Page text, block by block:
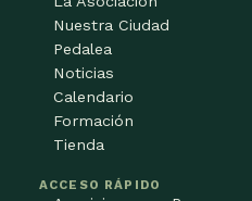
Nuestra Ciudad
Pedalea
Noticias
Calendario
Formación
Tienda
ACCESO RÁPIDO